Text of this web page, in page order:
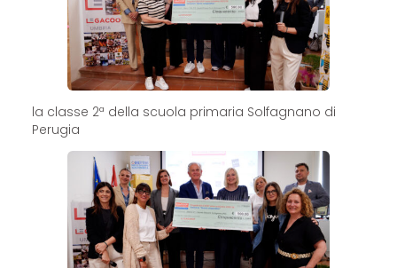
la classe 2ª della scuola primaria Solfagnano di
Perugia